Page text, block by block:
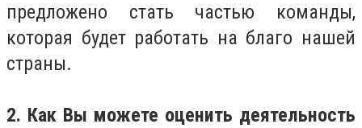
предложено стать частью команды,
которая будет работать на благо нашей
страны.
2. Как Вы можете оценить деятельность